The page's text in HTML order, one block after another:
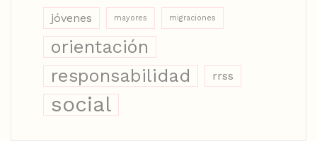
jóvenes mayores migraciones
orientación
responsabilidad
rrss
social